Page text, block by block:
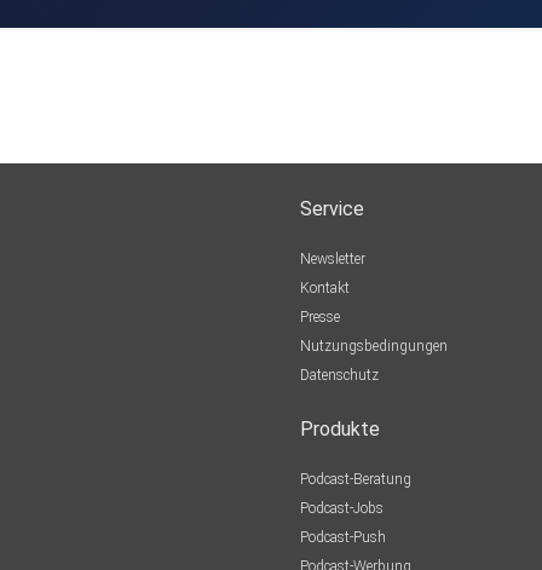
Service
Newsletter
Kontakt
Presse
Nutzungsbedingungen
Datenschutz
Produkte
Podcast-Beratung
Podcast-Jobs
Podcast-Push
Podcast-Werbung